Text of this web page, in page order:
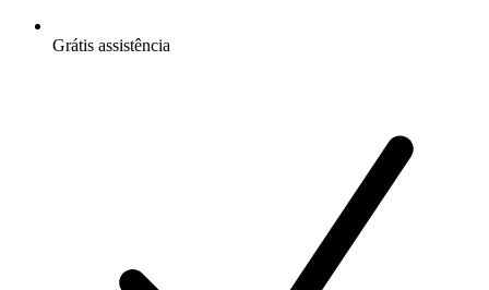
Grátis assistência